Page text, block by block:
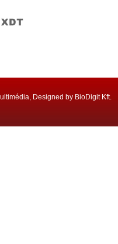
Designed by BioDigit Kft.